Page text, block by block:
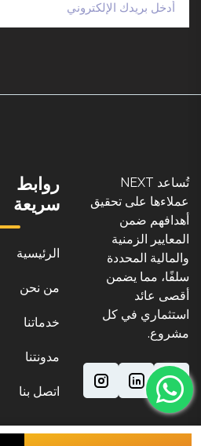
تُساعد NEXT
عملاءها على تحقيق
أهدافهم ضمن
المعايير الزمنية
والمالية المحددة
سلفًا، مما يضمن
أقصى عائد
استثماري في كل
مشروع.
روابط
سريعة
الرئيسية
من نحن
خدماتنا
مدونتنا
اتصل بنا